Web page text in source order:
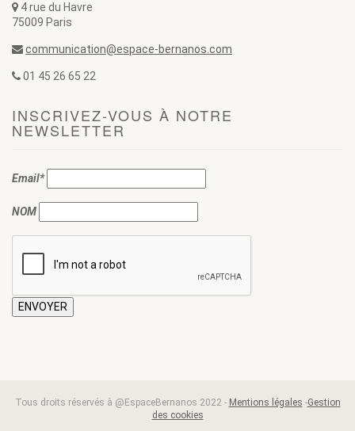
4 rue du Havre
75009 Paris
communication@espace-bernanos.com
01 45 26 65 22
INSCRIVEZ-VOUS À NOTRE
NEWSLETTER
Email*
NOM
Tous droits réservés à @EspaceBernanos 2022 - Mentions légales -Gestion
des cookies